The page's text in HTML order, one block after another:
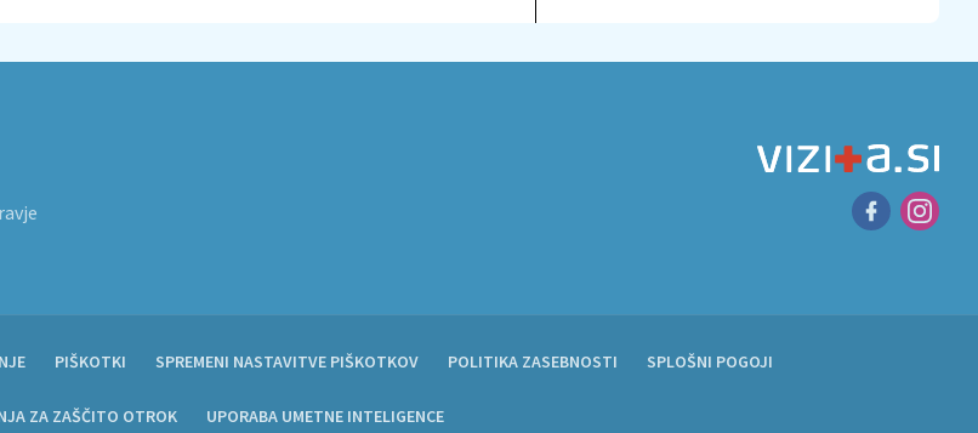
PIŠKOTKI SPREMENI NASTAVITVE PIŠKOTKOV POLITIKA ZASEBNOSTI SPLOŠNI POGOJI
ZA ZAŠČITO OTROK UPORABA UMETNE INTELIGENCE